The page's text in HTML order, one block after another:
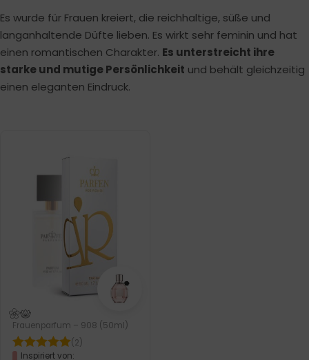
Es wurde für Frauen kreiert, die reichhaltige, süße und
langanhaltende Düfte lieben. Es wirkt sehr feminin und hat
einen romantischen Charakter. Es unterstreicht ihre
starke und mutige Persönlichkeit und behält gleichzeitig
einen eleganten Eindruck.
Frauenparfum – 908 (50ml)
(2)
Inspiriert von: